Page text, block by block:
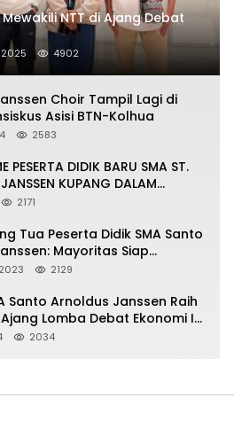
NTT di Ajang Debat
4902
Choir Tampil Lagi di
Asisi BTN-Kolhua
2583
PESERTA DIDIK BARU SMA ST.
KUPANG DALAM
HARI PERTAMA
2171
Tua Peserta Didik SMA Santo
Mayoritas Siap
Komite Sekolah
2129
Santo Arnoldus Janssen Raih
Lomba Debat Ekonomi IV,
Diraih Viantri Azi
2034